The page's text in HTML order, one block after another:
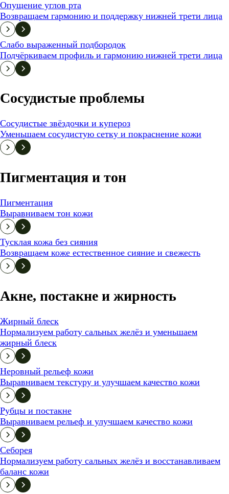
Опущение углов рта
Возвращаем гармонию и поддержку нижней трети лица
Слабо выраженный подбородок
Подчёркиваем профиль и гармонию нижней трети лица
Сосудистые проблемы
Сосудистые звёздочки и купероз
Уменьшаем сосудистую сетку и покраснение кожи
Пигментация и тон
Пигментация
Выравниваем тон кожи
Тусклая кожа без сияния
Возвращаем коже естественное сияние и свежесть
Акне, постакне и жирность
Жирный блеск
Нормализуем работу сальных желёз и уменьшаем
жирный блеск
Неровный рельеф кожи
Выравниваем текстуру и улучшаем качество кожи
Рубцы и постакне
Выравниваем рельеф и улучшаем качество кожи
Себорея
Нормализуем работу сальных желёз и восстанавливаем
баланс кожи